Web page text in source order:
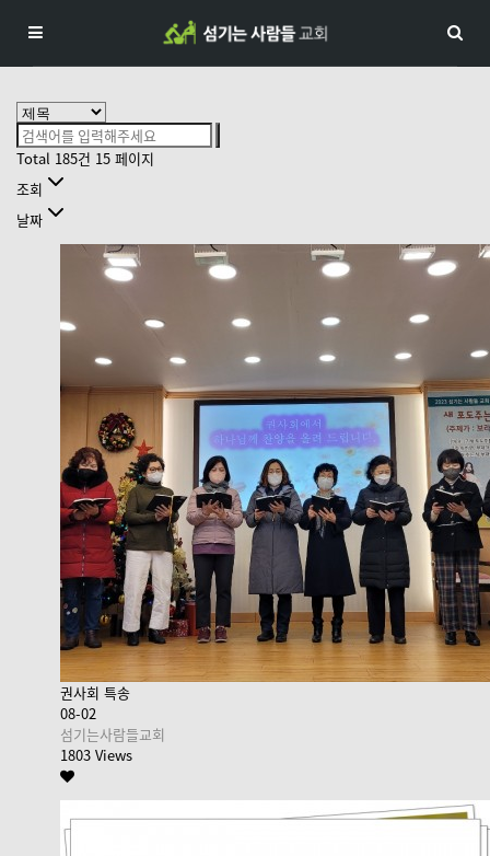
Total 185건 15 페이지
조회
날짜
권사회 특송
08-02
섬기는사람들교회
1803 Views